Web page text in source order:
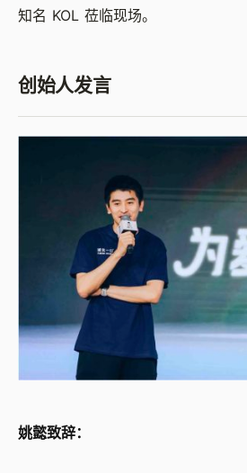
知名 KOL 莅临现场。
创始人发言
姚懿致辞：